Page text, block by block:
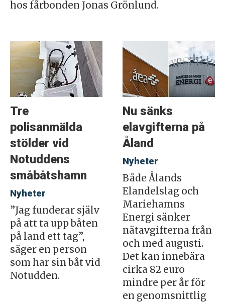
hos fårbonden Jonas Grönlund.
Tre
polisanmälda
stölder vid
Notuddens
småbåtshamn
Nyheter
”Jag funderar själv
på att ta upp båten
på land ett tag”,
säger en person
som har sin båt vid
Notudden.
Nu sänks
elavgifterna på
Åland
Nyheter
Både Ålands
Elandelslag och
Mariehamns
Energi sänker
nätavgifterna från
och med augusti.
Det kan innebära
cirka 82 euro
mindre per år för
en genomsnittlig